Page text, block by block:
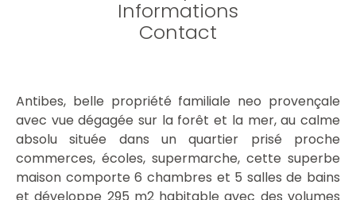
Informations
Contact
Antibes, belle propriété familiale neo provençale
avec vue dégagée sur la forêt et la mer, au calme
absolu située dans un quartier prisé proche
commerces, écoles, supermarche, cette superbe
maison comporte 6 chambres et 5 salles de bains
et développe 295 m2 habitable avec des volumes